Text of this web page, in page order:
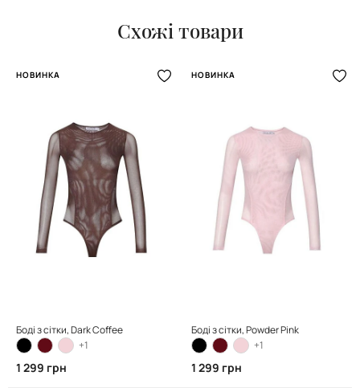
Схожі товари
НОВИНКА
Боді з сітки, Dark Coffee
+1
1 299 грн
НОВИНКА
Боді з сітки, Powder Pink
+1
1 299 грн